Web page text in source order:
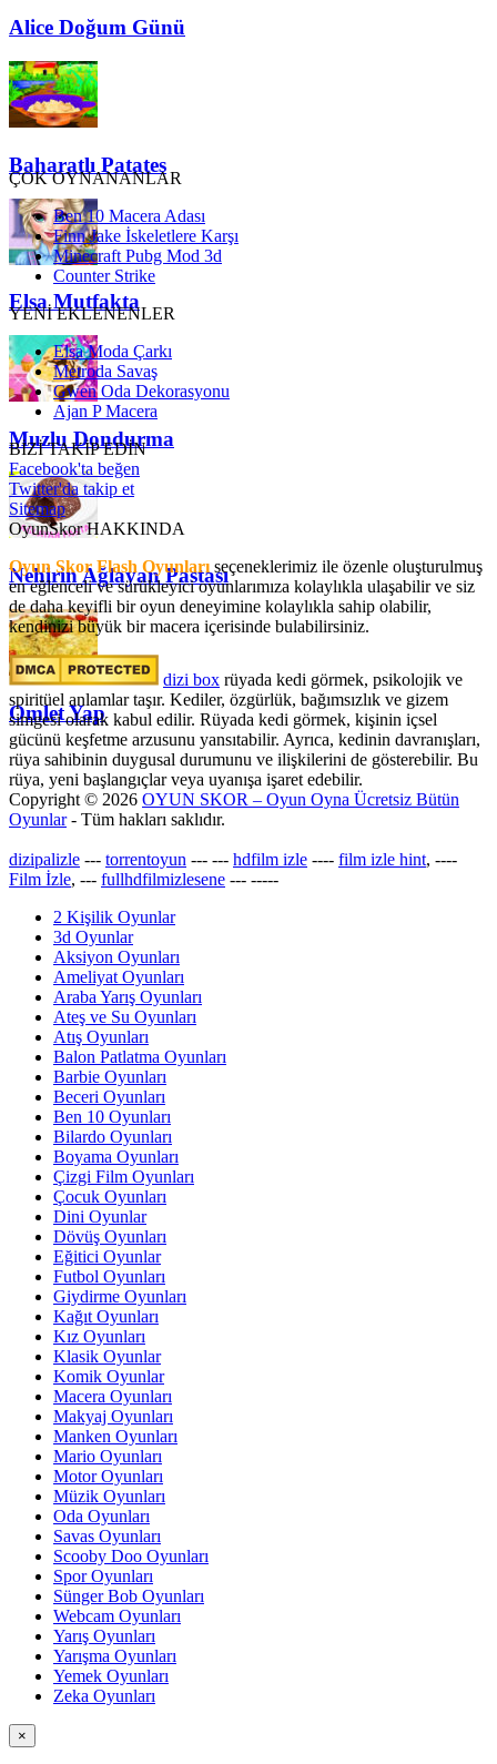
Alice Doğum Günü
Baharatlı Patates
Elsa Mutfakta
Muzlu Dondurma
Nehirin Ağlayan Pastası
Omlet Yap
ÇOK OYNANANLAR
Ben 10 Macera Adası
Finn Jake İskeletlere Karşı
Minecraft Pubg Mod 3d
Counter Strike
YENİ EKLENENLER
Elsa Moda Çarkı
Metroda Savaş
Gwen Oda Dekorasyonu
Ajan P Macera
BİZİ TAKİP EDİN
Facebook'ta beğen
Twitter'da takip et
Sitemap
OyunSkor HAKKINDA
Oyun Skor Flash Oyunları seçeneklerimiz ile özenle oluşturulmuş
en eğlenceli ve sürükleyici oyunlarımıza kolaylıkla ulaşabilir ve siz
de daha keyifli bir oyun deneyimine kolaylıkla sahip olabilir,
kendinizi büyük bir macera içerisinde bulabilirsiniz.
dizi box rüyada kedi görmek​, psikolojik ve
spiritüel anlamlar taşır. Kediler, özgürlük, bağımsızlık ve gizem
simgesi olarak kabul edilir. Rüyada kedi görmek, kişinin içsel
gücünü keşfetme arzusunu yansıtabilir. Ayrıca, kedinin davranışları,
rüya sahibinin duygusal durumunu ve ilişkilerini de gösterebilir. Bu
rüya, yeni başlangıçlar veya uyanışa işaret edebilir.
Copyright © 2026 OYUN SKOR – Oyun Oyna Ücretsiz Bütün
Oyunlar- Tüm hakları saklıdır.
dizipalizle --- torrentoyun --- --- hdfilm izle ---- film izle hint, ----
Film İzle, --- fullhdfilmizlesene --- -----
2 Kişilik Oyunlar
3d Oyunlar
Aksiyon Oyunları
Ameliyat Oyunları
Araba Yarış Oyunları
Ateş ve Su Oyunları
Atış Oyunları
Balon Patlatma Oyunları
Barbie Oyunları
Beceri Oyunları
Ben 10 Oyunları
Bilardo Oyunları
Boyama Oyunları
Çizgi Film Oyunları
Çocuk Oyunları
Dini Oyunlar
Dövüş Oyunları
Eğitici Oyunlar
Futbol Oyunları
Giydirme Oyunları
Kağıt Oyunları
Kız Oyunları
Klasik Oyunlar
Komik Oyunlar
Macera Oyunları
Makyaj Oyunları
Manken Oyunları
Mario Oyunları
Motor Oyunları
Müzik Oyunları
Oda Oyunları
Savas Oyunları
Scooby Doo Oyunları
Spor Oyunları
Sünger Bob Oyunları
Webcam Oyunları
Yarış Oyunları
Yarışma Oyunları
Yemek Oyunları
Zeka Oyunları
×